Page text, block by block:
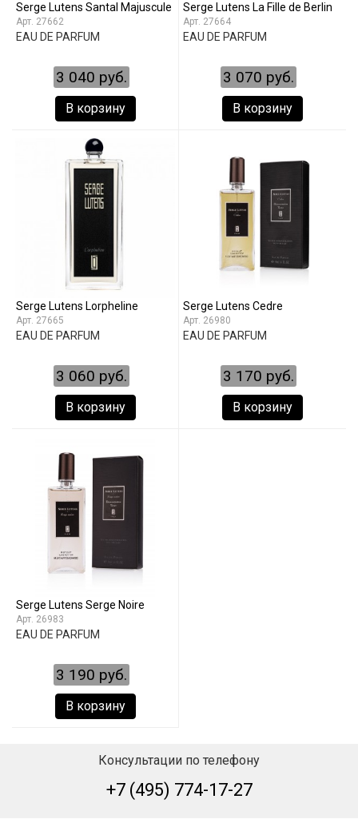
Serge Lutens Santal Majuscule
27662
EAU DE PARFUM
3 040 руб.
В корзину
Serge Lutens La Fille de Berlin
27664
EAU DE PARFUM
3 070 руб.
В корзину
Serge Lutens Lorpheline
27665
EAU DE PARFUM
3 060 руб.
В корзину
Serge Lutens Cedre
26980
EAU DE PARFUM
3 170 руб.
В корзину
Serge Lutens Serge Noire
26983
EAU DE PARFUM
3 190 руб.
В корзину
Консультации по телефону
+7 (495) 774-17-27